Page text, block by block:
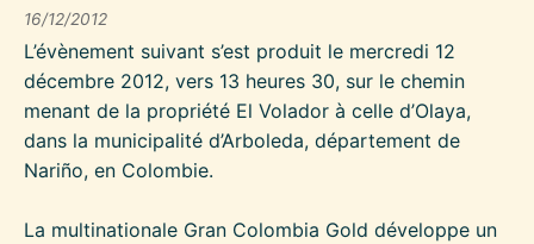
16/12/2012
L’évènement suivant s’est produit le mercredi 12
décembre 2012, vers 13 heures 30, sur le chemin
menant de la propriété El Volador à celle d’Olaya,
dans la municipalité d’Arboleda, département de
Nariño, en Colombie.
La multinationale Gran Colombia Gold développe un